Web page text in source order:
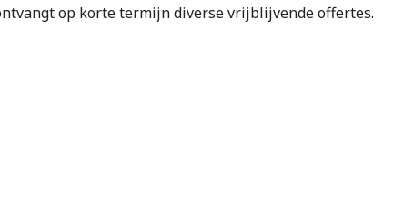
op korte termijn diverse vrijblijvende offertes.